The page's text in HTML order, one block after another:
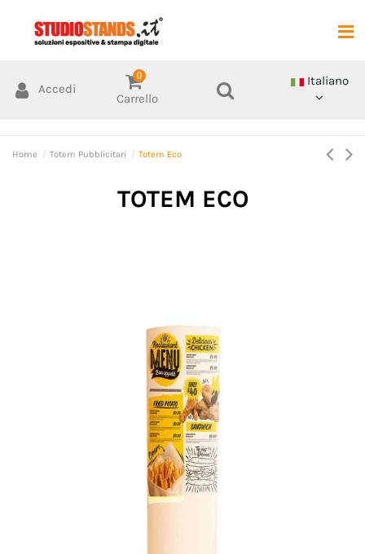
Accedi
0
Carrello
Italiano
Home Totem Pubblicitari Totem Eco
TOTEM ECO